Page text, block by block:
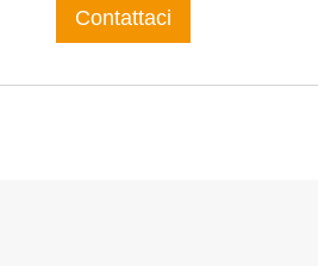
Contattaci